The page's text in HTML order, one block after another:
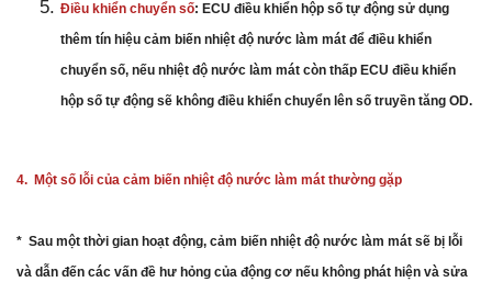
Điều khiển chuyển số: ECU điều khiển hộp số tự động sử dụng
thêm tín hiệu cảm biến nhiệt độ nước làm mát để điều khiển
chuyển số, nếu nhiệt độ nước làm mát còn thấp ECU điều khiển
hộp số tự động sẽ không điều khiển chuyển lên số truyền tăng OD.
4. Một số lỗi của cảm biến nhiệt độ nước làm mát thường gặp
* Sau một thời gian hoạt động, cảm biến nhiệt độ nước làm mát sẽ bị lỗi
và dẫn đến các vấn đề hư hỏng của động cơ nếu không phát hiện và sửa